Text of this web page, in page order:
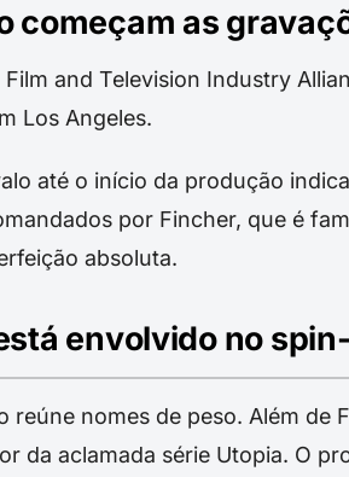
começam as
Film and Television Industry
Los Angeles.
até o início da produção
por Fincher, que é
absoluta.
envolvido no
reúne nomes de peso. Além de
da aclamada série Utopia. O